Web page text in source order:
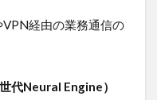
経由の業務通信の
代Neural Engine）